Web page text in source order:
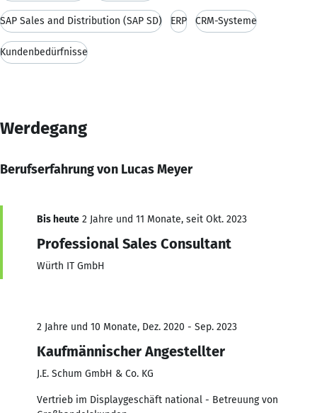
SAP Sales and Distribution (SAP SD) ERP CRM-Systeme
Kundenbedürfnisse
Werdegang
Berufserfahrung von Lucas Meyer
Bis heute 2 Jahre und 11 Monate, seit Okt. 2023
Professional Sales Consultant
Würth IT GmbH
2 Jahre und 10 Monate, Dez. 2020 - Sep. 2023
Kaufmännischer Angestellter
J.E. Schum GmbH & Co. KG
Vertrieb im Displaygeschäft national - Betreuung von